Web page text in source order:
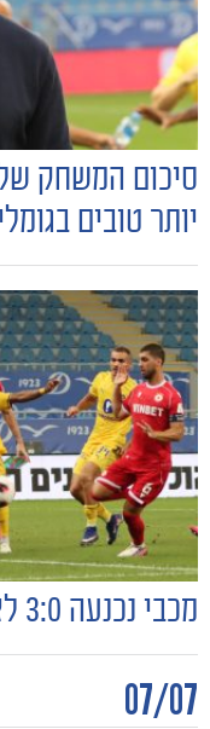
הקבוצות
סיכום המשחק
יותר טובים
מכבי נכנעה 3:0 לצסק״א סופיה
07/07